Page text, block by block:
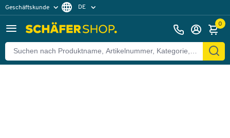
Geschäftskunde DE
0
Zurück